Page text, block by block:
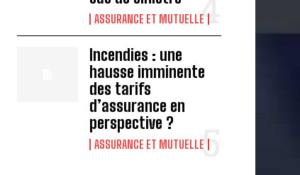
ASSURANCE ET MUTUELLE
Incendies : une
hausse imminente
des tarifs
d’assurance en
perspective ?
ASSURANCE ET MUTUELLE